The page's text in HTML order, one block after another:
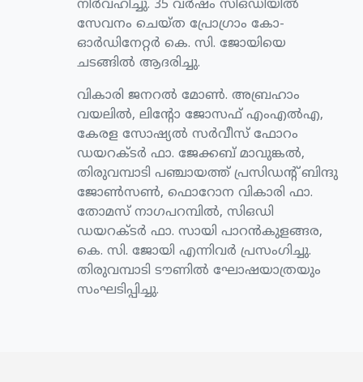
നിര്‍വഹിച്ചു. 35 വര്‍ഷം സിഒഡിയില്‍
സേവനം ചെയ്ത പ്രോഗ്രാം കോ-
ഓര്‍ഡിനേറ്റര്‍ കെ. സി. ജോയിയെ
ചടങ്ങില്‍ ആദരിച്ചു.
വികാരി ജനറല്‍ മോണ്‍. അബ്രഹാം
വയലില്‍, ലിന്റോ ജോസഫ് എംഎല്‍എ,
കേരള സോഷ്യല്‍ സര്‍വീസ് ഫോറം
ഡയറക്ടര്‍ ഫാ. ജേക്കബ് മാവുങ്കല്‍,
തിരുവമ്പാടി പഞ്ചായത്ത് പ്രസിഡന്റ് ബിന്ദു
ജോണ്‍സണ്‍, ഫൊറോന വികാരി ഫാ.
തോമസ് നാഗപറമ്പില്‍, സിഒഡി
ഡയറക്ടര്‍ ഫാ. സായി പാറന്‍കുളങ്ങര,
കെ. സി. ജോയി എന്നിവര്‍ പ്രസംഗിച്ചു.
തിരുവമ്പാടി ടൗണില്‍ ഘോഷയാത്രയും
സംഘടിപ്പിച്ചു.